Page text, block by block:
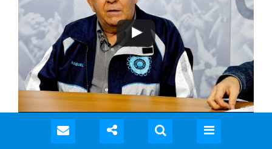
Miguel Torres conclui série “Sindicalismo pós-reforma” na